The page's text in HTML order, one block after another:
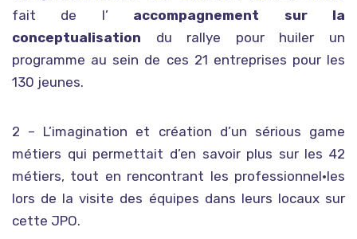
fait de l’ accompagnement sur la
conceptualisation du rallye pour huiler un
programme au sein de ces 21 entreprises pour les
130 jeunes.
2 – L’imagination et création d’un sérious game
métiers qui permettait d’en savoir plus sur les 42
métiers, tout en rencontrant les professionnel•les
lors de la visite des équipes dans leurs locaux sur
cette JPO.